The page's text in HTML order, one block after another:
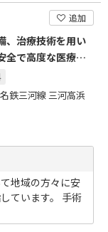
追加
、治療技術を用い
全で高度な医療を
目指す。
鉄三河線 三河高浜
地域の方々に安
ています。 手術